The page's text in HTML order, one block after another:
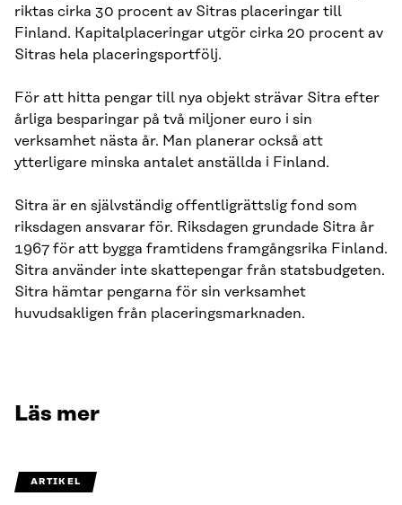
riktas cirka 30 procent av Sitras placeringar till
Finland. Kapitalplaceringar utgör cirka 20 procent av
Sitras hela placeringsportfölj.
För att hitta pengar till nya objekt strävar Sitra efter
årliga besparingar på två miljoner euro i sin
verksamhet nästa år. Man planerar också att
ytterligare minska antalet anställda i Finland.
Sitra är en självständig offentligrättslig fond som
riksdagen ansvarar för. Riksdagen grundade Sitra år
1967 för att bygga framtidens framgångsrika Finland.
Sitra använder inte skattepengar från statsbudgeten.
Sitra hämtar pengarna för sin verksamhet
huvudsakligen från placeringsmarknaden.
Läs mer
ARTIKEL